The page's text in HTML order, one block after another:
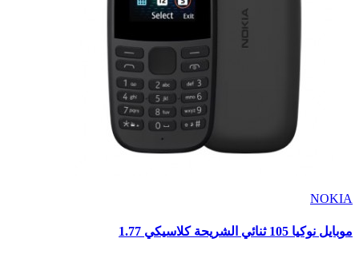
NOKIA
موبايل نوكيا 105 ثنائي الشريحة كلاسيكي 1.77